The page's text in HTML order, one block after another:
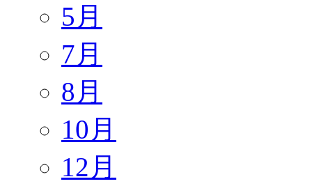
5月
7月
8月
10月
12月